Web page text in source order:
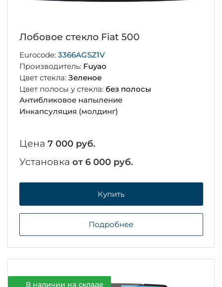
Лобовое стекло Fiat 500
Eurocode: 3366AGSZ1V
Производитель: Fuyao
Цвет стекла: Зеленое
Цвет полосы у стекла: без полосы
Антибликовое напыление
Инкапсуляция (молдинг)
Цена 7 000 руб.
Установка от 6 000 руб.
Купить
Подробнее
В наличии на складе